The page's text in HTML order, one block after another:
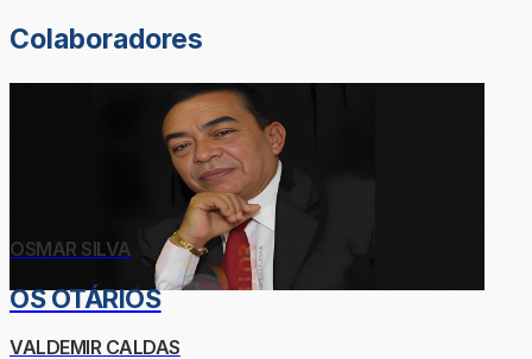
Colaboradores
OSMAR SILVA
OS OTÁRIOS
VALDEMIR CALDAS